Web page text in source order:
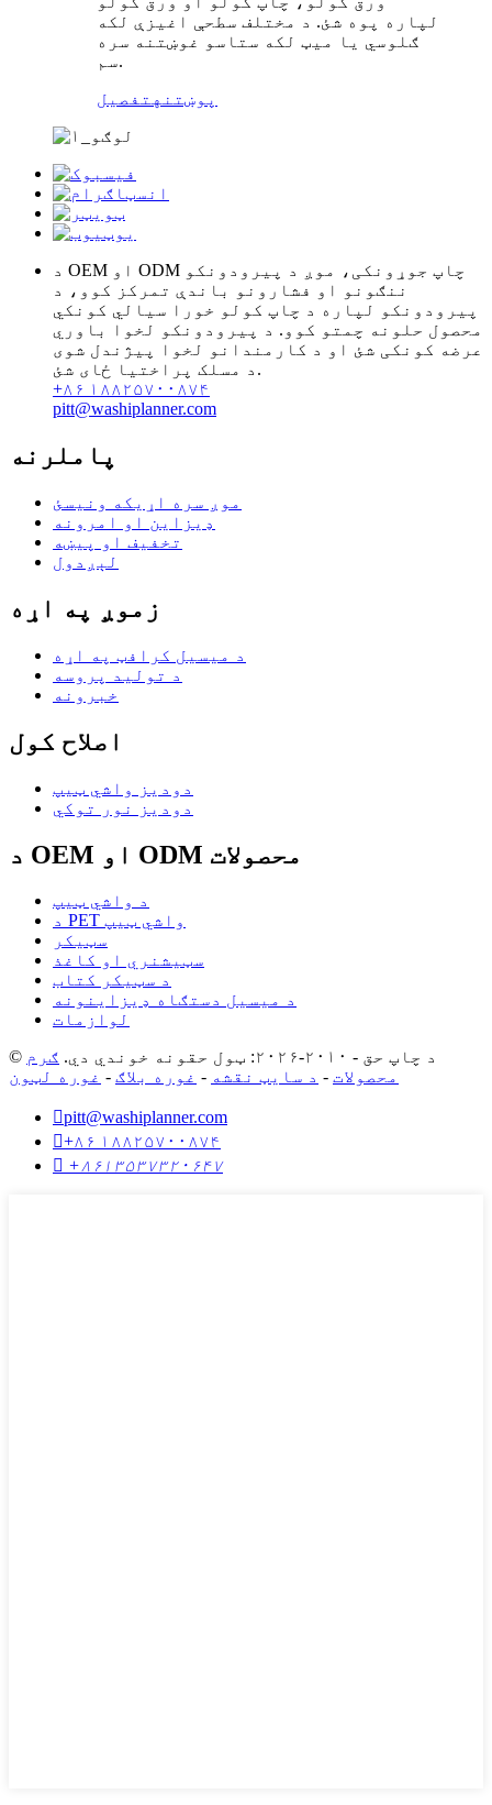
لپاره پوه شئ. د مختلف سطحې اغیزې لکه
ګلوسي یا میټ لکه ستاسو غوښتنه سره
سم.
پوښتنه تفصیل
د OEM او ODM چاپ جوړونکی، موږ د پیرودونکو
ننګونو او فشارونو باندې تمرکز کوو، د
پیرودونکو لپاره د چاپ کولو خورا سیالي کونکي
محصول حلونه چمتو کوو. د پیرودونکو لخوا باوري
عرضه کونکی شئ او د کارمندانو لخوا پیژندل شوی
د مسلک پراختیا ځای شئ.
+۸۶ ۱۸۸۲۵۷۰۰۸۷۴
pitt@washiplanner.com
پاملرنه
موږ سره اړیکه ونیسئ
ډیزاین او امرونه
تخفیف او پیښه
لېږدول
زموږ په اړه
د میسیل کرافټ په اړه
د تولید پروسه
خبرونه
اصلاح کول
دودیز واشي ټیپ
دودیز نور توکي
د OEM او ODM محصولات
د واشي ټیپ
د PET واشي ټیپ
سټیکر
سټیشنري او کاغذ
د سټیکر کتاب
د میسیل دستګاه ډیزاینونه
لوازمات
© د چاپ حق - ۲۰۱۰-۲۰۲۶: ټول حقونه خوندي دي.
ګرم
محصولات - د سایټ نقشه - غوره بلاګ - غوره لټون
pitt@washiplanner.com
+۸۶ ۱۸۸۲۵۷۰۰۸۷۴
 +۸۶۱۳۵۳۷۳۲۰۶۴۷